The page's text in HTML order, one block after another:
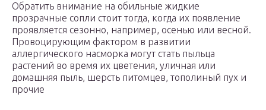
Обратить внимание на обильные жидкие
прозрачные сопли стоит тогда, когда их появление
проявляется сезонно, например, осенью или весной.
Провоцирующим фактором в развитии
аллергического насморка могут стать пыльца
растений во время их цветения, уличная или
домашняя пыль, шерсть питомцев, тополиный пух и
прочие